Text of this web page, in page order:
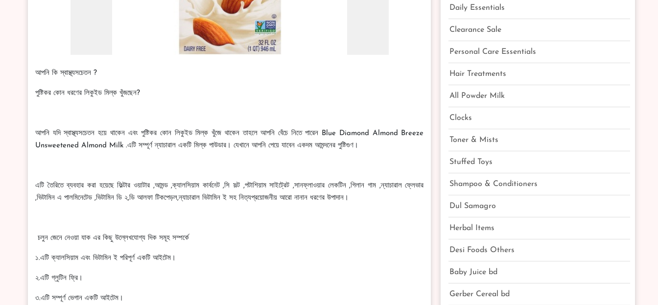
আপনি কি স্বাস্থ্যসচেতন ?
পুষ্টিকর কোন ধরণের লিকুইড মিল্ক খুঁজছেন?
আপনি যদি স্বাস্থ্যসচেতন হয়ে থাকেন এবং পুষ্টিকর কোন লিকুইড মিল্ক খুঁজে থাকেন তাহলে আপনি বেঁচে নিতে পারেন Blue Diamond Almond Breeze
Unsweetened Almond Milk .এটি সম্পূর্ণ ন্যাচারাল একটি মিল্ক পাউডার। যেখানে আপনি পেয়ে যাবেন একদম আমন্দনের পুষ্টিগুণ।
এটি তৈরিতে ব্যবহার করা হয়েছে ফিল্টার ওয়াটার ,আমন্ড ,ক্যালসিয়াম কার্বনেট ,সি সল্ট ,পটাশিয়াম সাইট্রেট ,সানফ্লাওয়ার লেকটিন ,গিলান গাম ,ন্যাচারাল ফ্লেভার
,ভিটামিন এ পালমিনেটেড ,ভিটামিন ডি ২,ডি আলফা টিকপেড়ল,ন্যাচারাল ভিটামিন ই সহ নিত্যপ্রয়োজনীয় আরো নানান ধরণের উপাদান।
চলুন জেনে নেওয়া যাক এর কিছু উল্লেখযোগ্য দিক সমূহ সম্পর্কে
১.এটি ক্যালসিয়াম এবং ভিটামিন ই পরিপূর্ণ একটি আইটেম।
২.এটি গ্লুটিন ফ্রি।
৩.এটি সম্পূর্ণ ভেগান একটি আইটেম।
Daily Essentials
Clearance Sale
Personal Care Essentials
Hair Treatments
All Powder Milk
Clocks
Toner & Mists
Stuffed Toys
Shampoo & Conditioners
Dul Samagro
Herbal Items
Desi Foods Others
Baby Juice bd
Gerber Cereal bd